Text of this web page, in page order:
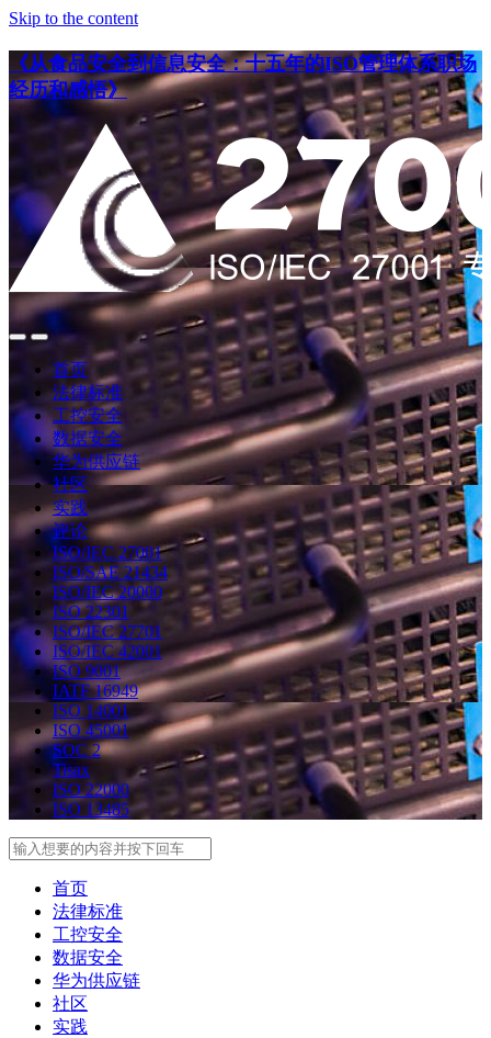
Skip to the content
《从食品安全到信息安全：十五年的ISO管理体系职场
经历和感悟》
点
搜
索
点
此
导
航
首页
法律标准
工控安全
数据安全
华为供应链
社区
实践
评论
ISO/IEC 27001
ISO/SAE 21434
ISO/IEC 20000
ISO 22301
ISO/IEC 27701
ISO/IEC 42001
ISO 9001
IATF 16949
ISO 14001
ISO 45001
SOC 2
Tisax
ISO 22000
ISO 13485
首页
法律标准
工控安全
数据安全
华为供应链
社区
实践